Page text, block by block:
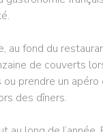
au fond du
de couverts
ou prendre un
des dîners.